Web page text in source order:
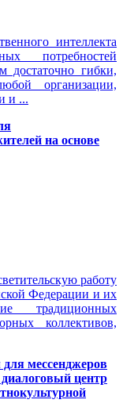
интеллекта
потребностей
достаточно гибки,
организации,
и ...
на основе
работу
Федерации и их
традиционных
коллективов,
мессенджеров
центр